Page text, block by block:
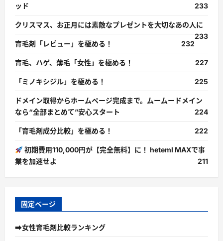
ッド
233
クリスマス、お正月には素敵なプレゼントを大切なあの人に
233
育毛剤「レビュー」を極める！
232
育毛、ハゲ、薄毛「女性」を極める！ 227
「ミノキシジル」を極める！ 225
ドメイン取得からホームページ完成まで。ムームードメイン
なら“全部まとめて”安心スタート
224
「育毛剤成分比較」を極める！ 222
初期費用110,000円が【完全無料】に！ heteml MAXで事
業を加速せよ
211
固定ページ
➡女性育毛剤比較ランキング